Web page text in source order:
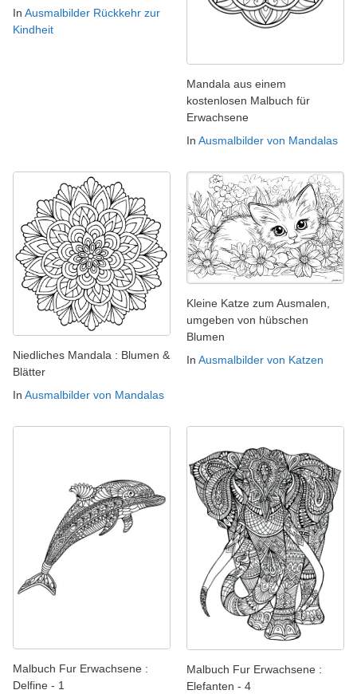
In Ausmalbilder Rückkehr zur
Kindheit
Mandala aus einem
kostenlosen Malbuch für
Erwachsene
In Ausmalbilder von Mandalas
Niedliches Mandala : Blumen &
Blätter
In Ausmalbilder von Mandalas
Kleine Katze zum Ausmalen,
umgeben von hübschen
Blumen
In Ausmalbilder von Katzen
Malbuch Fur Erwachsene :
Delfine - 1
Malbuch Fur Erwachsene :
Elefanten - 4